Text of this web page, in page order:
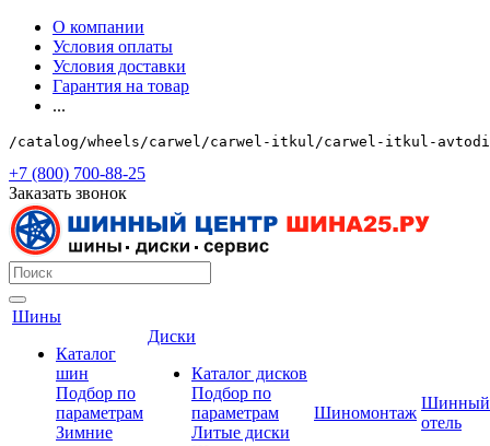
О компании
Условия оплаты
Условия доставки
Гарантия на товар
...
/catalog/wheels/carwel/carwel-itkul/carwel-itkul-
+7 (800) 700-88-25
Заказать звонок
Шины
Каталог
шин
Подбор по
параметрам
Зимние
Диски
Каталог дисков
Подбор по
параметрам
Литые диски
Шиномонтаж
Шинный
отель